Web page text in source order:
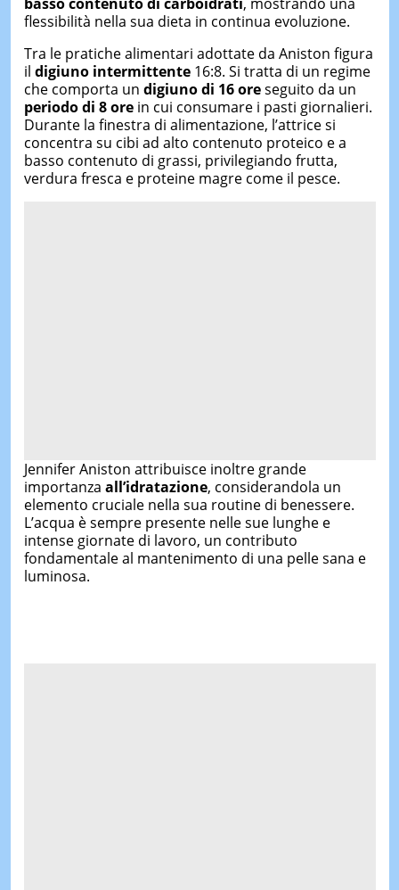
flessibilità nella sua dieta in continua evoluzione.
Tra le pratiche alimentari adottate da Aniston figura
il digiuno intermittente16:8. Si tratta di un regime
che comporta un digiuno di 16 oreseguito da un
periodo di 8 orein cui consumare i pasti giornalieri.
Durante la finestra di alimentazione, l’attrice si
concentra su cibi ad alto contenuto proteico e a
basso contenuto di grassi, privilegiando frutta,
verdura fresca e proteine magre come il pesce.
Jennifer Aniston attribuisce inoltre grande
importanza all’idratazione, considerandola un
elemento cruciale nella sua routine di benessere.
L’acqua è sempre presente nelle sue lunghe e
intense giornate di lavoro, un contributo
fondamentale al mantenimento di una pelle sana e
luminosa.